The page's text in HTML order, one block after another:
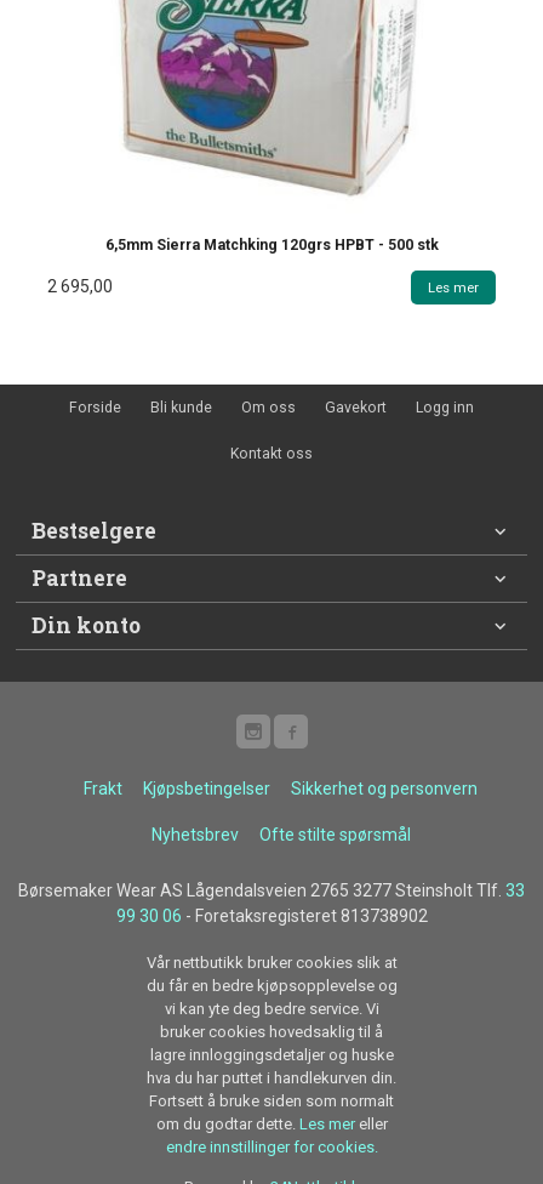
6,5mm Sierra Matchking 120grs HPBT - 500 stk
2 695,00 Les mer
Forside Bli kunde Om oss Gavekort Logg inn
Kontakt oss
Bestselgere
Partnere
Din konto
Frakt Kjøpsbetingelser Sikkerhet og personvern
Nyhetsbrev Ofte stilte spørsmål
Børsemaker Wear AS Lågendalsveien 2765 3277 Steinsholt Tlf. 33
99 30 06 - Foretaksregisteret 813738902
Vår nettbutikk bruker cookies slik at
du får en bedre kjøpsopplevelse og
vi kan yte deg bedre service. Vi
bruker cookies hovedsaklig til å
lagre innloggingsdetaljer og huske
hva du har puttet i handlekurven din.
Fortsett å bruke siden som normalt
om du godtar dette. Les mer eller
endre innstillinger for cookies.